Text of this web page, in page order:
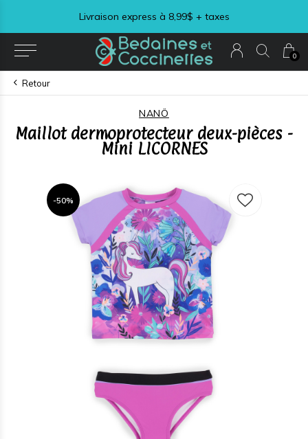
0
Livraison express à 8,99$ + taxes
Retour
NANÖ
Maillot dermoprotecteur deux-pièces -
Mini LICORNES
-50%